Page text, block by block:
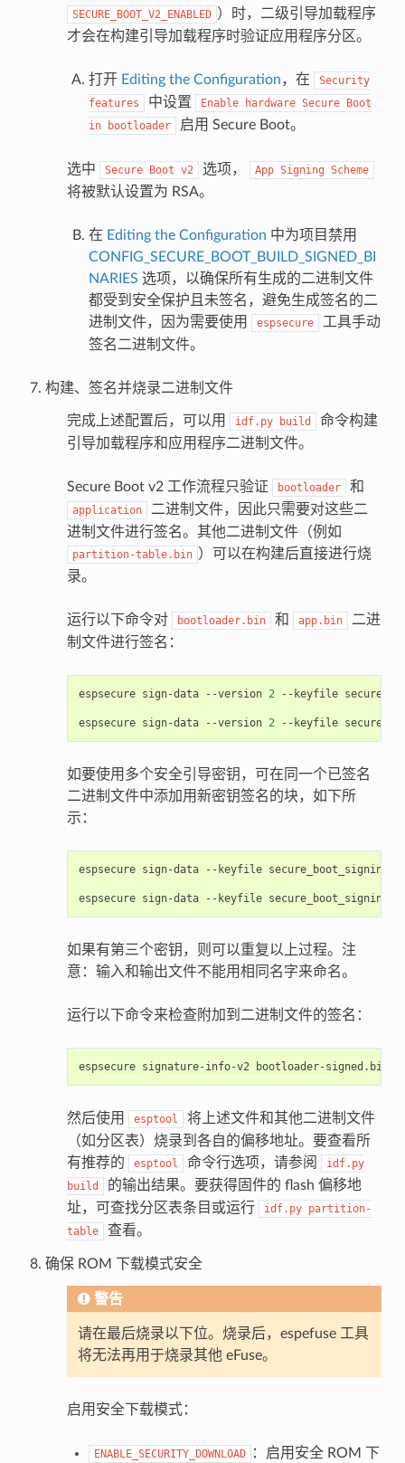
SECURE_BOOT_V2_ENABLED ）时，二级引导加载程序
才会在构建引导加载程序时验证应用程序分区。
打开 Editing the Configuration，在
Security
features
中设置 Enable hardware Secure Boot
in
bootloader 启用 Secure Boot。
选中 Secure Boot v2 选项， App Signing Scheme
将被默认设置为 RSA。
在 Editing the Configuration 中为项目禁用
CONFIG_SECURE_BOOT_BUILD_SIGNED_BI
NARIES 选项，以确保所有生成的二进制文件
都受到安全保护且未签名，避免生成签名的二
进制文件，因为需要使用
espsecure
工具手动
签名二进制文件。
构建、签名并烧录二进制文件
完成上述配置后，可以用 idf.py build
命令构建
引导加载程序和应用程序二进制文件。
Secure Boot v2 工作流程只验证 bootloader 和
application
二进制文件，因此只需要对这些二
进制文件进行签名。其他二进制文件（例如
partition-table.bin ）可以在构建后直接进行烧
录。
运行以下命令对 bootloader.bin 和 app.bin
二进
制文件进行签名：
espsecure sign-data --version 2 --keyfile
espsecure sign-data --version 2 --keyfile
如要使用多个安全引导密钥，可在同一个已签名
二进制文件中添加用新密钥签名的块，如下所
示：
espsecure sign-data --keyfile
espsecure sign-data --keyfile
如果有第三个密钥，则可以重复以上过程。注
意：输入和输出文件不能用相同名字来命名。
运行以下命令来检查附加到二进制文件的签名：
espsecure signature-info-v2
然后使用 esptool
将上述文件和其他二进制文件
（如分区表）烧录到各自的偏移地址。要查看所
有推荐的
esptool 命令行选项，请参阅
idf.py
build
的输出结果。要获得固件的 flash 偏移地
址，可查找分区表条目或运行
idf.py partition-
table
查看。
确保 ROM 下载模式安全
警告
请在最后烧录以下位。烧录后，espefuse 工具
将无法再用于烧录其他 eFuse。
启用安全下载模式：
ENABLE_SECURITY_DOWNLOAD
：启用安全 ROM 下